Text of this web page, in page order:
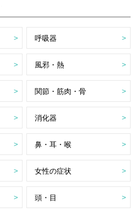
呼吸器
風邪・熱
関節・筋肉・骨
消化器
鼻・耳・喉
女性の症状
頭・目